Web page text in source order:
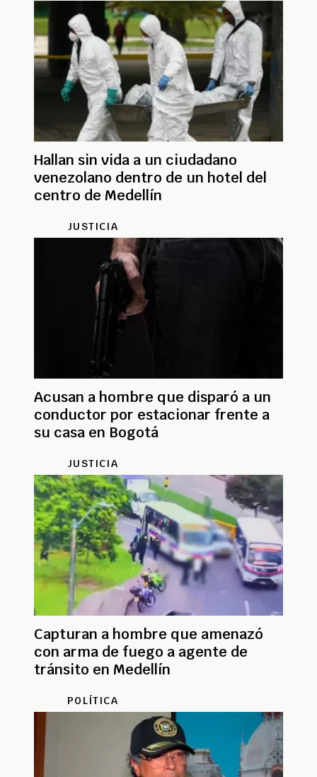
Hallan sin vida a un ciudadano
venezolano dentro de un hotel del
centro de Medellín
JUSTICIA
Acusan a hombre que disparó a un
conductor por estacionar frente a
su casa en Bogotá
JUSTICIA
Capturan a hombre que amenazó
con arma de fuego a agente de
tránsito en Medellín
POLÍTICA